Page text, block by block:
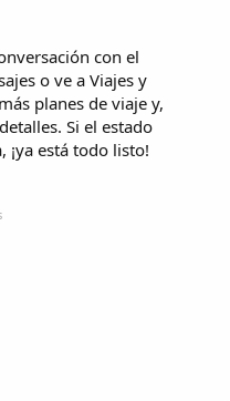
con el
o ve a Viajes y
planes de viaje y,
Si el estado
¡ya está todo listo!